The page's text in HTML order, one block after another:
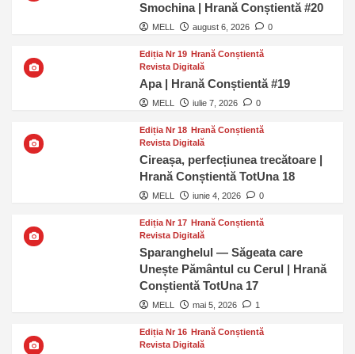
Smochina | Hrană Conștientă #20
MELL august 6, 2026 0
Ediția Nr 19 Hrană Conștientă
Revista Digitală
Apa | Hrană Conștientă #19
MELL iulie 7, 2026 0
Ediția Nr 18 Hrană Conștientă
Revista Digitală
Cireașa, perfecțiunea trecătoare |
Hrană Conștientă TotUna 18
MELL iunie 4, 2026 0
Ediția Nr 17 Hrană Conștientă
Revista Digitală
Sparanghelul — Săgeata care
Unește Pământul cu Cerul | Hrană
Conștientă TotUna 17
MELL mai 5, 2026 1
Ediția Nr 16 Hrană Conștientă
Revista Digitală